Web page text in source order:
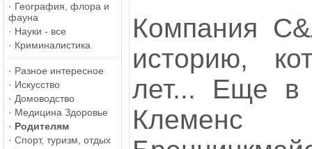
· География, флора и
фауна
· Науки - все
· Криминалистика
· Разное интересное
· Искусство
· Домоводство
· Медицина Здоровье
· Родителям
· Спорт, туризм, отдых
Компания
историю,
лет... Еще в